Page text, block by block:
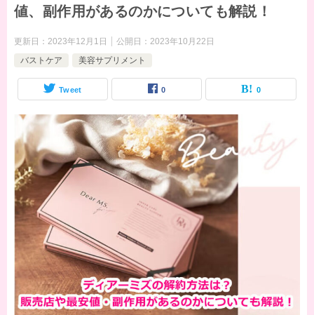
値、副作用があるのかについても解説！
更新日： 2023年12月1日 公開日： 2023年10月22日
バストケア
美容サプリメント
Tweet 0 0